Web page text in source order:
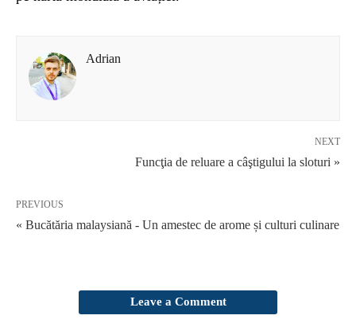
Adrian
NEXT
Funcţia de reluare a câştigului la sloturi »
PREVIOUS
« Bucătăria malaysiană - Un amestec de arome și culturi culinare
Leave a Comment